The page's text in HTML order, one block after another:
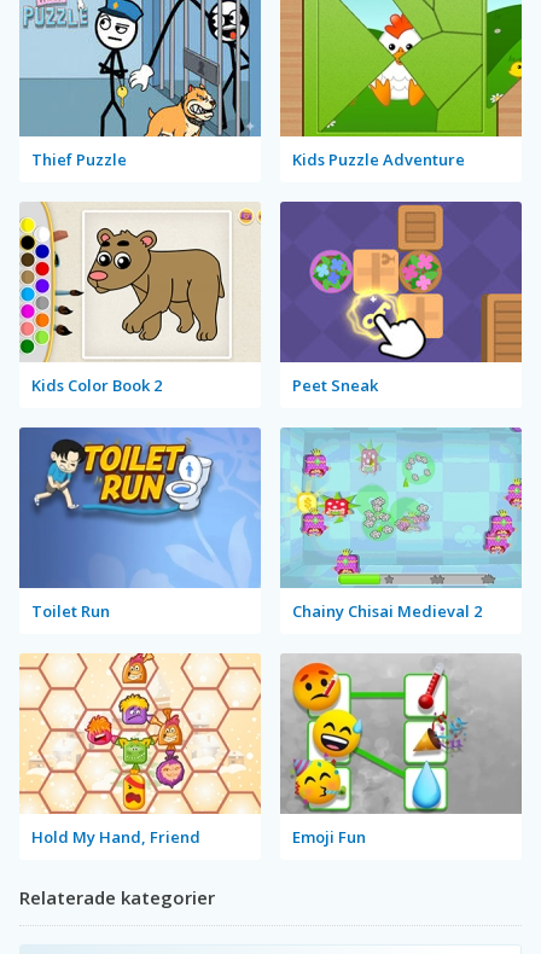
Thief Puzzle Kids Puzzle Adventure
Kids Color Book 2 Peet Sneak
Toilet Run Chainy Chisai Medieval 2
Hold My Hand, Friend Emoji Fun
Relaterade kategorier